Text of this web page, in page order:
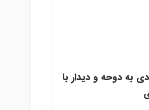
به دوحه و دیدار با